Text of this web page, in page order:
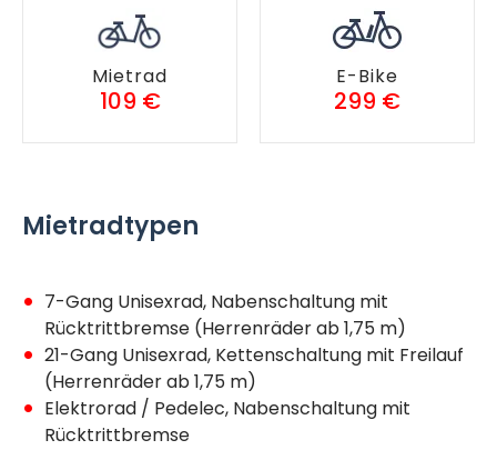
Mietrad
109 €
E-Bike
299 €
Mietradtypen
7-Gang Unisexrad, Nabenschaltung mit
Rücktrittbremse (Herrenräder ab 1,75 m)
21-Gang Unisexrad, Kettenschaltung mit Freilauf
(Herrenräder ab 1,75 m)
Elektrorad / Pedelec, Nabenschaltung mit
Rücktrittbremse